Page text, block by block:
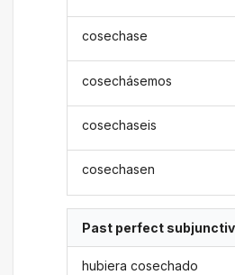
cosechase
cosechásemos
cosechaseis
cosechasen
Past perfect
hubiera cosechado